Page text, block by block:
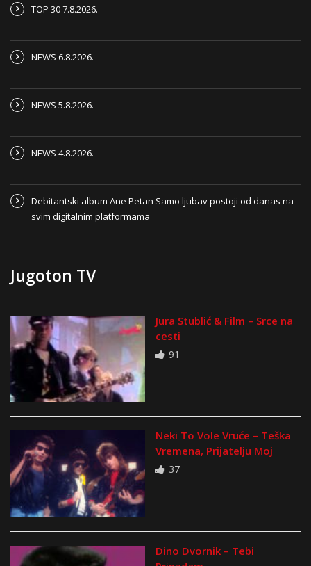
TOP 30 7.8.2026.
NEWS 6.8.2026.
NEWS 5.8.2026.
NEWS 4.8.2026.
Debitantski album Ane Petan Samo ljubav postoji od danas na
svim digitalnim platformama
Jugoton TV
Jura Stublić & Film – Srce na
cesti
91
Neki To Vole Vruće – Teška
Vremena, Prijatelju Moj
37
Dino Dvornik – Tebi